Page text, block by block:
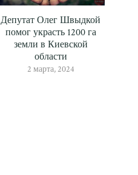
Депутат Олег Швыдкой
помог украсть 1200 га
земли в Киевской
области
2 марта, 2024